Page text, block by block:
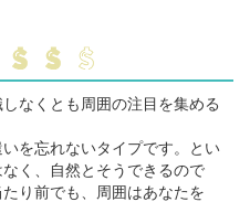
なくとも周囲の注目を集める
を忘れないタイプです。とい
く、自然とそうできるので
り前でも、周囲はあなたを